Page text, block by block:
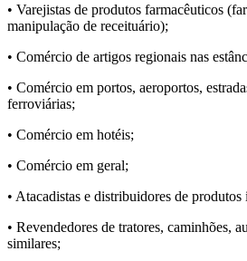
• Varejistas de produtos farmacêuticos
manipulação de receituário);
• Comércio de artigos regionais nas
• Comércio em portos, aeroportos,
ferroviárias;
• Comércio em hotéis;
• Comércio em geral;
• Atacadistas e distribuidores de
• Revendedores de tratores, caminhões,
similares;